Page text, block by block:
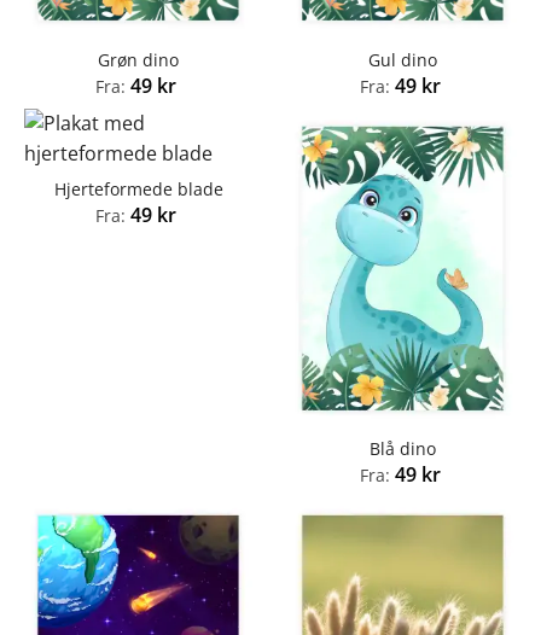
Grøn dino
Fra: 49 kr
Gul dino
Fra: 49 kr
Hjerteformede blade
Fra: 49 kr
Blå dino
Fra: 49 kr